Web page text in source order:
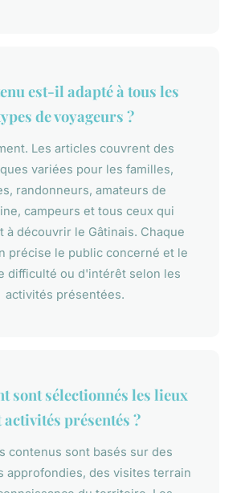
est-il adapté à tous les
de voyageurs ?
Les articles couvrent des
variées pour les familles,
randonneurs, amateurs de
campeurs et tous ceux qui
à découvrir le Gâtinais. Chaque
précise le public concerné et le
difficulté ou d'intérêt selon les
activités présentées.
sont sélectionnés les lieux
activités présentés ?
contenus sont basés sur des
approfondies, des visites terrain